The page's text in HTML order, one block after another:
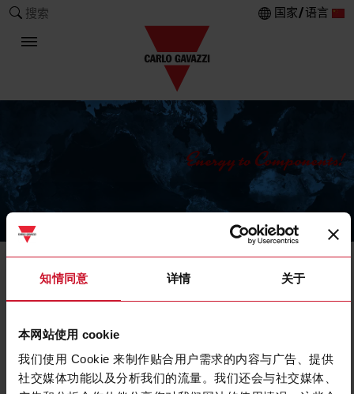
知情同意 详情 关于
本网站使用 cookie
我们使用 Cookie 来制作贴合用户需求的内容与广告、提供
社交媒体功能以及分析我们的流量。我们还会与社交媒体、
搜索 国家/语言
The Carlo Gavazzi Group
电源和不间断电源
过滤器